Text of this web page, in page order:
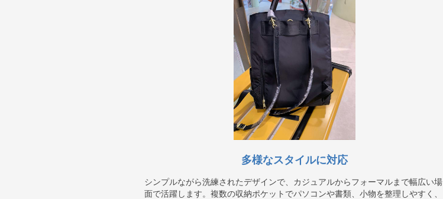
多様なスタイルに対応
シンプルながら洗練されたデザインで、カジュアルからフォーマルまで幅広い場
面で活躍します。複数の収納ポケットでパソコンや書類、小物を整理しやすく、